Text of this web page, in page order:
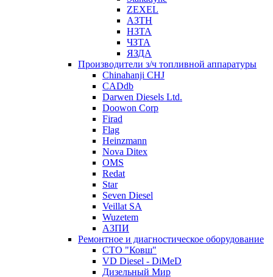
ZEXEL
АЗТН
НЗТА
ЧЗТА
ЯЗДА
Производители з/ч топливной аппаратуры
Chinahanji CHJ
CADdb
Darwen Diesels Ltd.
Doowon Corp
Firad
Flag
Heinzmann
Nova Ditex
OMS
Redat
Star
Seven Diesel
Veillat SA
Wuzetem
АЗПИ
Ремонтное и диагностическое оборудование
СТО "Ковш"
VD Diesel - DiMeD
Дизельный Мир